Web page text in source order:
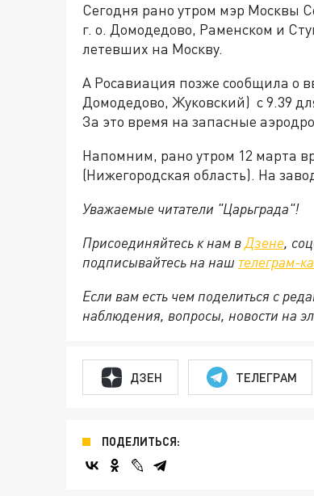
Сегодня рано утром мэр Москвы
г. о. Домодедово, Раменском и
летевших на Москву.
А Росавиация позже сообщила о
Домодедово, Жуковский) с 9.39
За это время на запасные
Напомним, рано утром 12 марта
(Нижегородская область). На
Уважаемые читатели "Царьграда"!
Присоединяйтесь к нам вДзене,
подписывайтесь на наш телеграм-
Если вам есть чем поделиться с
наблюдения, вопросы, новости на
ДЗЕН ТЕЛЕГРАМ
ПОДЕЛИТЬСЯ: